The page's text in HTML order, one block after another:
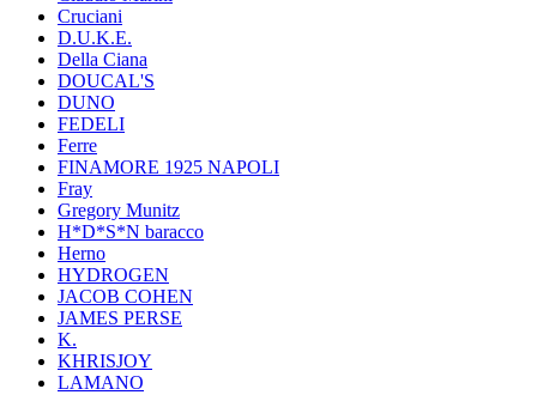
Cruciani
D.U.K.E.
Della Ciana
DOUCAL'S
DUNO
FEDELI
Ferre
FINAMORE 1925 NAPOLI
Fray
Gregory Munitz
H*D*S*N baracco
Herno
HYDROGEN
JACOB COHEN
JAMES PERSE
K.
KHRISJOY
LAMANO